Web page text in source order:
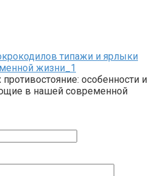
типажи и ярлыки
жизни_1
особенности и
в нашей современной